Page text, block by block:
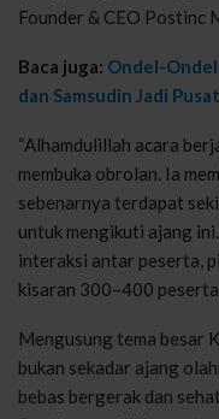
Founder & CEO Postinc
Baca juga: Ondel-Ondel
dan Samsudin Jadi
“Alhamdulillah acara
membuka obrolan. Ia
sebenarnya terdapat
untuk mengikuti ajang
interaksi antar peserta,
kisaran 300–400
Mengusung tema besar
bukan sekadar ajang
bebas bergerak dan